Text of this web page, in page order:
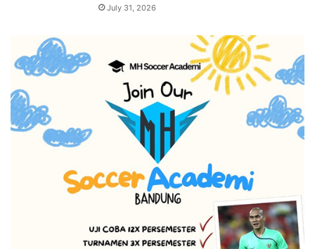
July 31, 2026